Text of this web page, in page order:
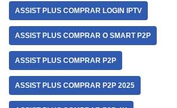
ASSIST PLUS COMPRAR LOGIN IPTV
ASSIST PLUS COMPRAR O SMART P2P
ASSIST PLUS COMPRAR P2P
ASSIST PLUS COMPRAR P2P 2025